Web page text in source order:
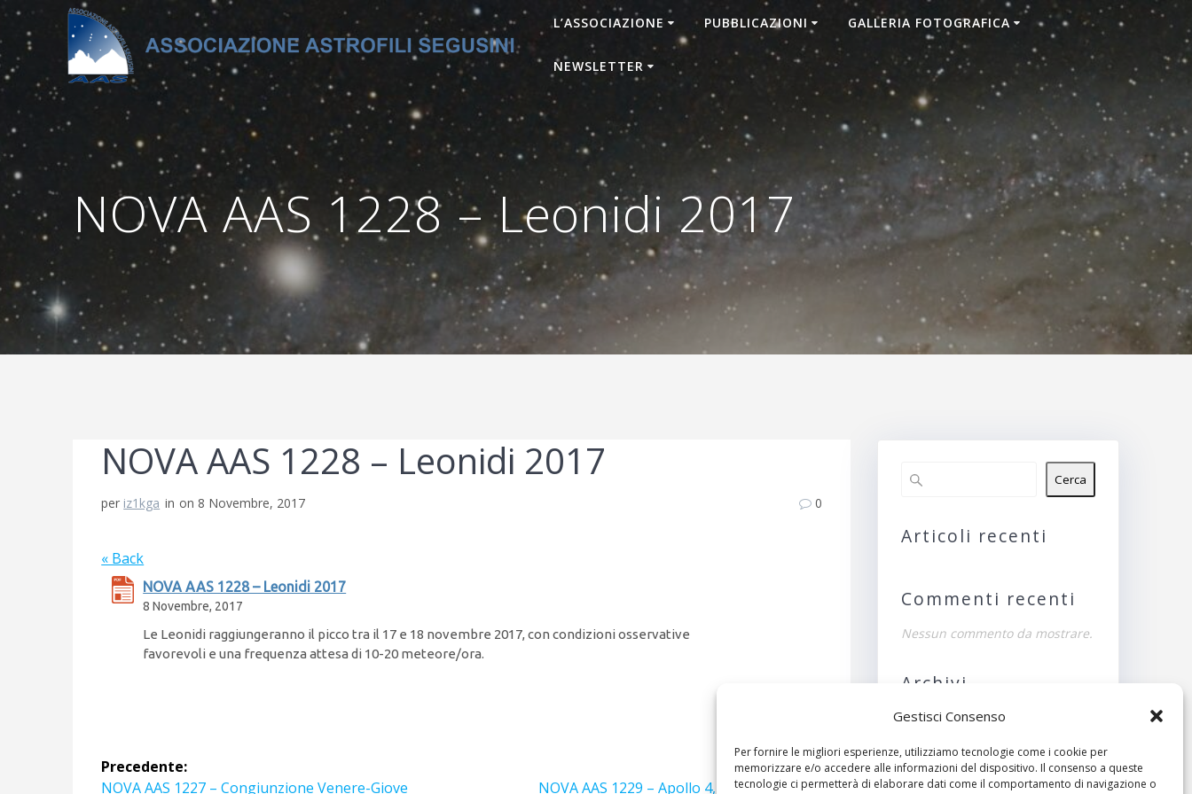
Gestisci Consenso
Per fornire le migliori esperienze, utilizziamo tecnologie come i cookie per
memorizzare e/o accedere alle informazioni del dispositivo. Il consenso a queste
tecnologie ci permetterà di elaborare dati come il comportamento di navigazione o
Salta
contenuto
L’ASSOCIAZIONE PUBBLICAZIONI GALLERIA FOTOGRAFICA
NEWSLETTER
NOVA AAS 1228 – Leonidi 2017
NOVA AAS 1228 – Leonidi 2017
per iz1kga in on 8 Novembre, 2017 0
« Back
NOVA AAS 1228 – Leonidi 2017
8 Novembre, 2017
Le Leonidi raggiungeranno il picco tra il 17 e 18 novembre 2017, con condizioni osservative
favorevoli e una frequenza attesa di 10-20 meteore/ora.
Navigazione
Precedente:
Articolo
NOVA AAS 1227 – Congiunzione Venere-Giove
Successivo:
Articolo
NOVA AAS 1229 – Apollo 4, lancio rischioso
Cerca
Articoli recenti
Commenti recenti
Nessun commento da mostrare.
Archivi
Nessun archivio da
Categorie